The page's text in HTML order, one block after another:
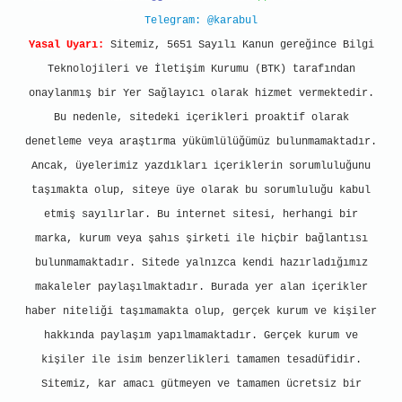
Telegram: @karabul
Yasal Uyarı:
Sitemiz, 5651 Sayılı Kanun gereğince Bilgi
Teknolojileri ve İletişim Kurumu (BTK) tarafından
onaylanmış bir Yer Sağlayıcı olarak hizmet vermektedir.
Bu nedenle, sitedeki içerikleri proaktif olarak
denetleme veya araştırma yükümlülüğümüz bulunmamaktadır.
Ancak, üyelerimiz yazdıkları içeriklerin sorumluluğunu
taşımakta olup, siteye üye olarak bu sorumluluğu kabul
etmiş sayılırlar. Bu internet sitesi, herhangi bir
marka, kurum veya şahıs şirketi ile hiçbir bağlantısı
bulunmamaktadır. Sitede yalnızca kendi hazırladığımız
makaleler paylaşılmaktadır. Burada yer alan içerikler
haber niteliği taşımamakta olup, gerçek kurum ve kişiler
hakkında paylaşım yapılmamaktadır. Gerçek kurum ve
kişiler ile isim benzerlikleri tamamen tesadüfidir.
Sitemiz, kar amacı gütmeyen ve tamamen ücretsiz bir